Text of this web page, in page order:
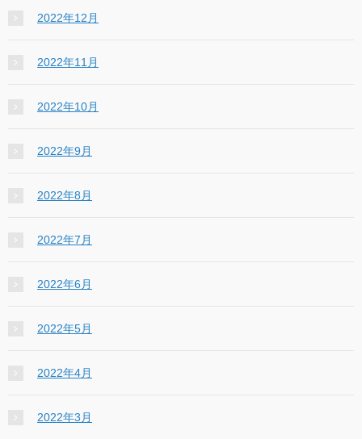
2022年12月
2022年11月
2022年10月
2022年9月
2022年8月
2022年7月
2022年6月
2022年5月
2022年4月
2022年3月